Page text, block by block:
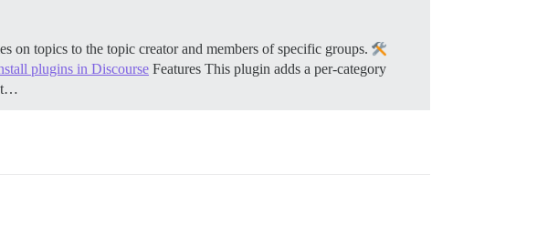
on topics to the topic creator and members of specific groups.
plugins in Discourse Features This plugin adds a per-category
t…